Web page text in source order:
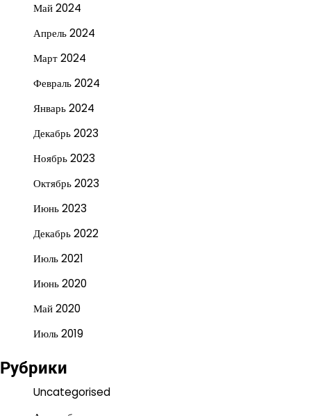
Май 2024
Апрель 2024
Март 2024
Февраль 2024
Январь 2024
Декабрь 2023
Ноябрь 2023
Октябрь 2023
Июнь 2023
Декабрь 2022
Июль 2021
Июнь 2020
Май 2020
Июль 2019
Рубрики
Uncategorised